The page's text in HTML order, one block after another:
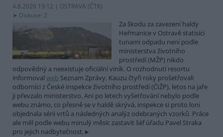
4.8.2026 19:12 | OSTRAVA (ČTK)
Diskuse: 2
Za škodu za zavezení haldy
Heřmanice v Ostravě statisíci
tunami odpadu není podle
ministerstva životního
prostředí (MŽP) nikdo
odpovědný a neexistuje oficiální viník. O rozhodnutí resortu
informoval web Seznam Zprávy. Kauzu čtyři roky prošetřovali
odborníci z České inspekce životního prostředí (ČIŽP), letos na jaře
ji převzalo ministerstvo. Ani po letech vyšetřování nebylo podle
webu známo, co přesně se v haldě skrývá, inspekce si proto loni
objednala sérii vrtů a následných analýz odebraných vzorků. Práce
ale měl podle webu minulý měsíc zastavit šéf úřadu Pavel Straka
pro jejich nadbytečnost.